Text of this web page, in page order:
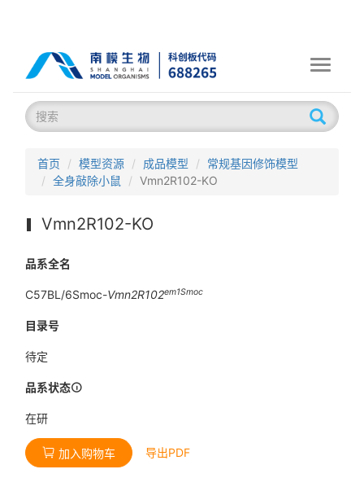
Toggle
首页 模型资源 成品模型
常规基因修饰模型
全身敲除小鼠
Vmn2R102-KO
Vmn2R102-KO
品系全名
C57BL/6Smoc-Vmn2R102em1Smoc
目录号
待定
品系状态
在研
加入购物车 导出PDF